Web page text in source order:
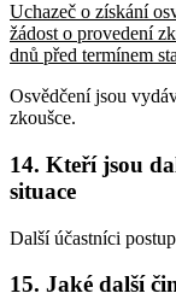
Uchazeč o získání
žádost o provedení
dnů před termínem
Osvědčení jsou
zkoušce.
14. Kteří jsou
situace
Další účastníci
15. Jaké další